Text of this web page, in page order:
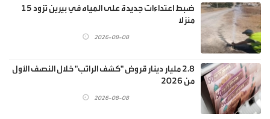
ضبط اعتداءات جديدة على المياه في بيرين تزود 15
منزلا
2026-08-08
2.8 مليار دينار قروض "كشف الراتب" خلال النصف الأول
من 2026
2026-08-08